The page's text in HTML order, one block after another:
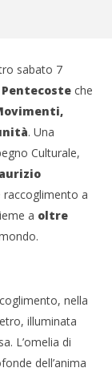
sabato 7
che
. Una
Culturale,
a
a oltre
nella
illuminata
L’omelia di
dell’anima